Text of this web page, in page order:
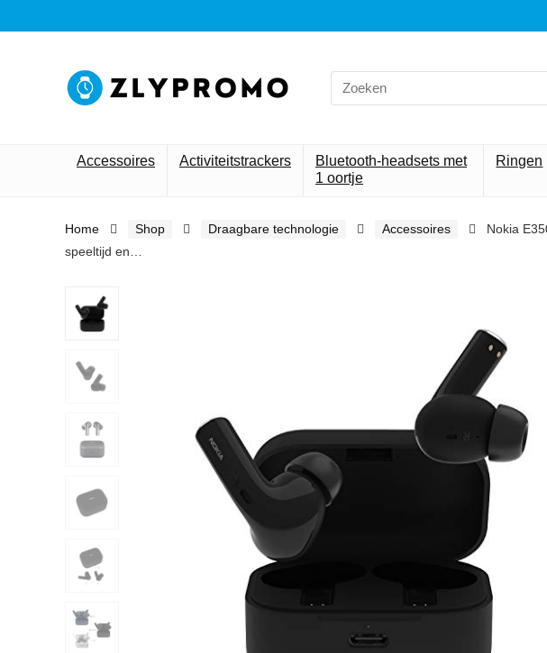
Search
for:
Accessoires Activiteitstrackers
Bluetooth-headsets met
1 oortje
Ringen
Home Shop Draagbare technologie Accessoires
Nokia
speeltijd en…